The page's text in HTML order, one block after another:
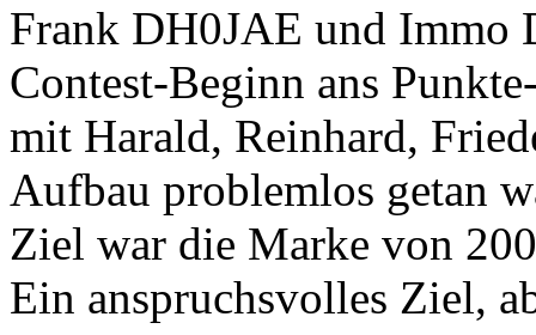
Frank DH0JAE und
Contest-Beginn ans
mit Harald, Reinhard,
Aufbau problemlos getan
Ziel war die Marke von
Ein anspruchsvolles Ziel,